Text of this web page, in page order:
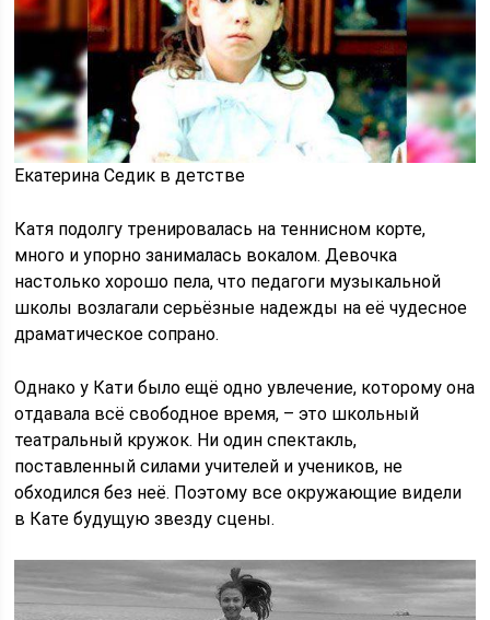
Екатерина Седик в детстве
Катя подолгу тренировалась на теннисном корте,
много и упорно занималась вокалом. Девочка
настолько хорошо пела, что педагоги музыкальной
школы возлагали серьёзные надежды на её чудесное
драматическое сопрано.
Однако у Кати было ещё одно увлечение, которому она
отдавала всё свободное время, – это школьный
театральный кружок. Ни один спектакль,
поставленный силами учителей и учеников, не
обходился без неё. Поэтому все окружающие видели
в Кате будущую звезду сцены.